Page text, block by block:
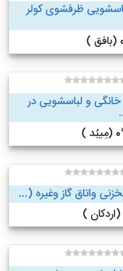
ظرفشوی کولر
و لباسشویی در
واتاق گاز وغیره (...